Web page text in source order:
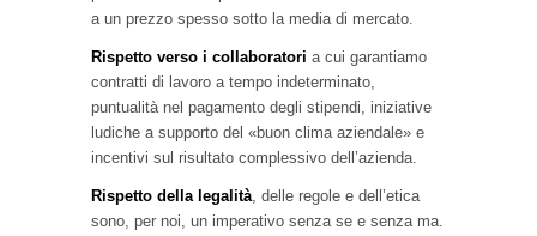
a un prezzo spesso sotto la media di mercato.
Rispetto verso i collaboratori a cui garantiamo
contratti di lavoro a tempo indeterminato,
puntualità nel pagamento degli stipendi, iniziative
ludiche a supporto del «buon clima aziendale» e
incentivi sul risultato complessivo dell’azienda.
Rispetto della legalità, delle regole e dell’etica
sono, per noi, un imperativo senza se e senza ma.